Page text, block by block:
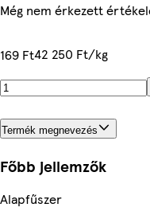
Még nem érkezett
169 Ft42 250 Ft/kg
Termék megnevezés
Főbb jellemzők
Alapfűszer